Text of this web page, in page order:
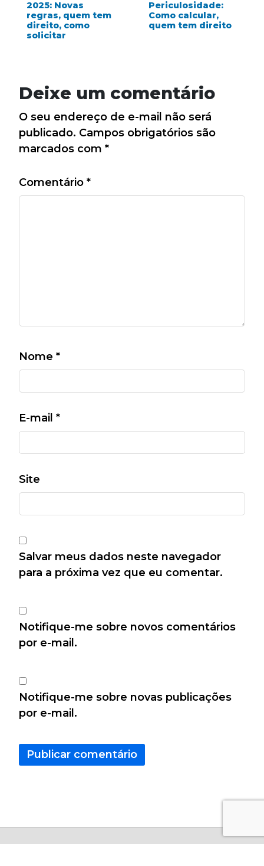
2025: Novas
regras, quem tem
direito, como
solicitar
Periculosidade:
Como calcular,
quem tem direito
Deixe um comentário
O seu endereço de e-mail não será
publicado. Campos obrigatórios são
marcados com *
Comentário *
Nome *
E-mail *
Site
Salvar meus dados neste navegador
para a próxima vez que eu comentar.
Notifique-me sobre novos comentários
por e-mail.
Notifique-me sobre novas publicações
por e-mail.